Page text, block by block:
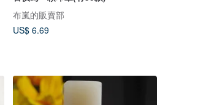
布嵐的販賣部
US$ 6.69